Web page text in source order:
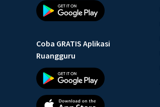
Coba GRATIS Aplikasi
Ruangguru